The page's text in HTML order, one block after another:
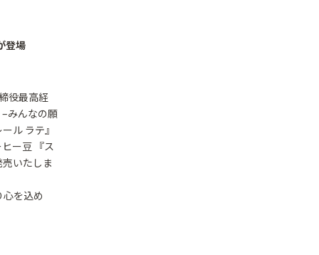
登場
役最高経
みんなの願
ル ラテ』
ー豆 『ス
いたしま
を込め